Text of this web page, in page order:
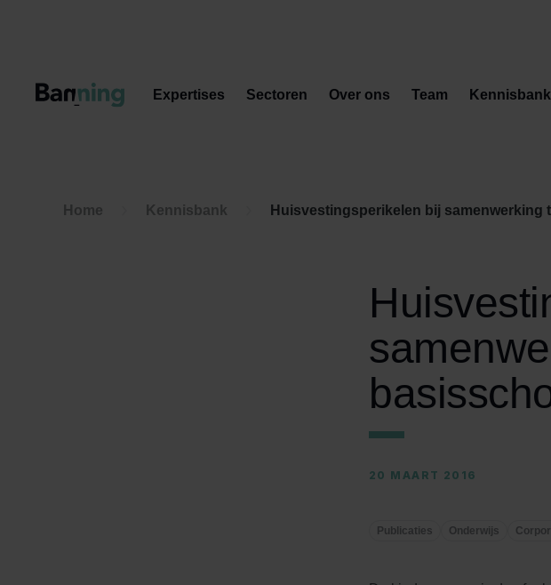
Expertises Sectoren Over ons Team Kennisbank
Home Kennisbank Huisvestingsperikelen bij
20 MAART 2016
Publicaties Onderwijs